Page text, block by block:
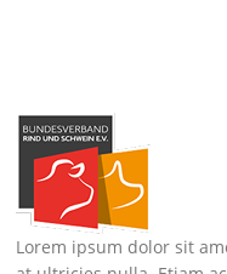
Lorem ipsum dolor sit